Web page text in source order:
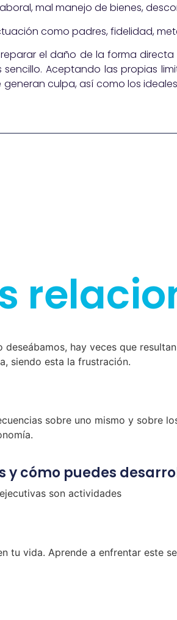
mal manejo de bienes,
como padres, fidelidad,
el daño de la forma
Aceptando las propias
culpa, así como los
hay veces que
siendo esta la frustración.
sobre uno mismo y sobre
y cómo puedes
son actividades
tu vida. Aprende a enfrentar este